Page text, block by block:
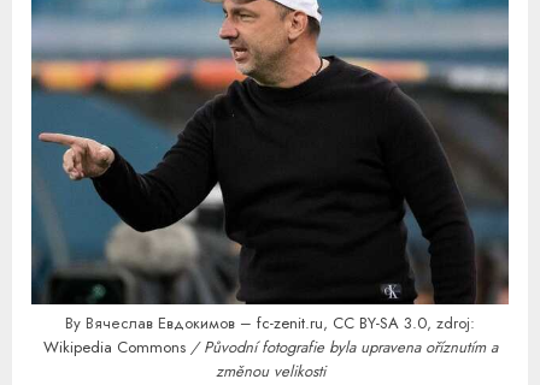
By Вячеслав Евдокимов – fc-zenit.ru, CC BY-SA 3.0, zdroj:
Wikipedia Commons / Původní fotografie byla upravena oříznutím a
změnou velikosti